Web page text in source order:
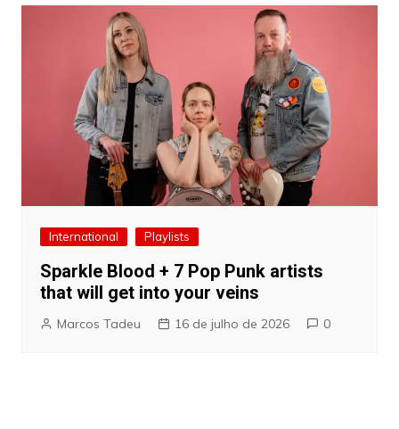
International Playlists
Sparkle Blood + 7 Pop Punk artists
that will get into your veins
Marcos Tadeu 16 de julho de 2026 0